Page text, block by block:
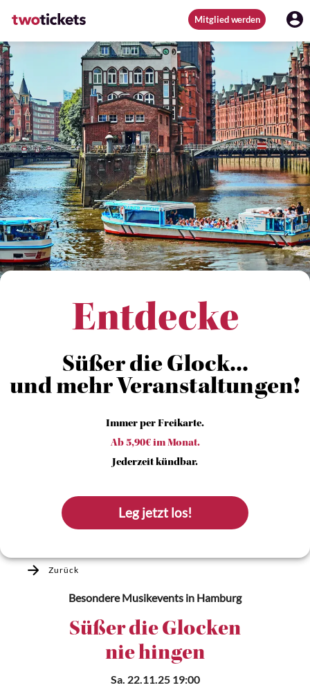
Mitglied werden
Entdecke
Süßer die Glock...
und mehr Veranstaltungen!
Immer per Freikarte.
Ab 5,90€ im Monat.
Jederzeit kündbar.
Leg jetzt los!
Zurück
Besondere Musikevents in Hamburg
Süßer die Glocken
nie hingen
Sa. 22.11.25 19:00